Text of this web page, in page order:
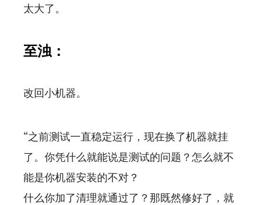
太大了。
至浊：
改回小机器。
“之前测试一直稳定运行，现在换了机器就挂
了。你凭什么就能说是测试的问题？怎么就不
能是你机器安装的不对？
什么你加了清理就通过了？那既然修好了，就